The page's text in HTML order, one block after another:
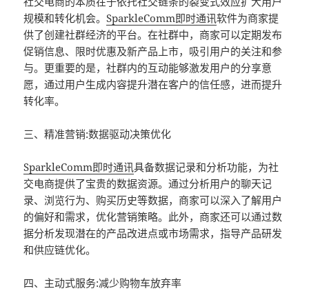
规模和转化机会。SparkleComm即时通讯软件为商家提
供了创建社群经济的平台。在社群中，商家可以定期发布
促销信息、限时优惠及新产品上市，吸引用户的关注和参
与。更重要的是，社群内的互动能够激发用户的分享意
愿，通过用户生成内容提升潜在客户的信任感，进而提升
转化率。
三、精准营销:数据驱动决策优化
SparkleComm即时通讯具备数据记录和分析功能，为社
交电商提供了宝贵的数据资源。通过分析用户的聊天记
录、浏览行为、购买历史等数据，商家可以深入了解用户
的偏好和需求，优化营销策略。此外，商家还可以通过数
据分析发现潜在的产品改进点或市场需求，指导产品研发
和供应链优化。
四、主动式服务:减少购物车放弃率